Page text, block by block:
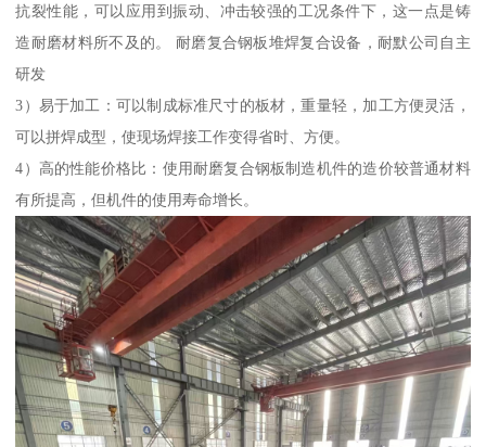
抗裂性能，可以应用到振动、冲击较强的工况条件下，这一点是铸
造耐磨材料所不及的。 耐磨复合钢板堆焊复合设备，耐默公司自主
研发
3）易于加工：可以制成标准尺寸的板材，重量轻，加工方便灵活，
可以拼焊成型，使现场焊接工作变得省时、方便。
4）高的性能价格比：使用耐磨复合钢板制造机件的造价较普通材料
有所提高，但机件的使用寿命增长。